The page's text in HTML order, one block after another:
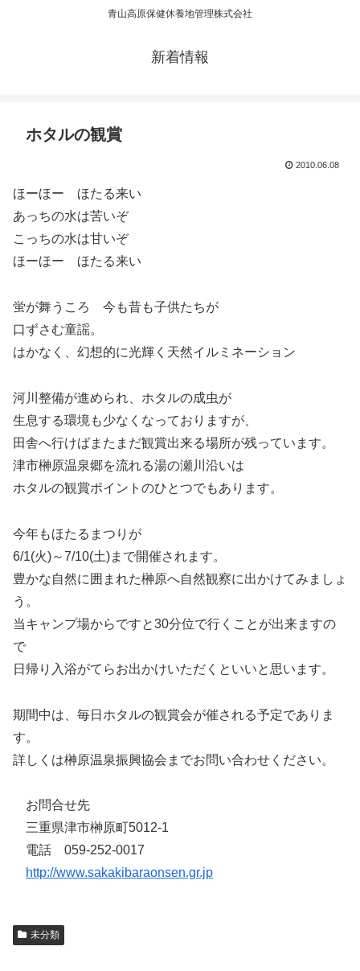
青山高原保健休養地管理株式会社
新着情報
ホタルの観賞
2010.06.08
ほーほー ほたる来い
あっちの水は苦いぞ
こっちの水は甘いぞ
ほーほー ほたる来い
蛍が舞うころ 今も昔も子供たちが
口ずさむ童謡。
はかなく、幻想的に光輝く天然イルミネーション
河川整備が進められ、ホタルの成虫が
生息する環境も少なくなっておりますが、
田舎へ行けばまたまだ観賞出来る場所が残っています。
津市榊原温泉郷を流れる湯の瀬川沿いは
ホタルの観賞ポイントのひとつでもあります。
今年もほたるまつりが
6/1(火)～7/10(土)まで開催されます。
豊かな自然に囲まれた榊原へ自然観察に出かけてみましょ
う。
当キャンプ場からですと30分位で行くことが出来ますの
で
日帰り入浴がてらお出かけいただくといいと思います。
期間中は、毎日ホタルの観賞会が催される予定でありま
す。
詳しくは榊原温泉振興協会までお問い合わせください。
お問合せ先
三重県津市榊原町5012-1
電話 059-252-0017
http://www.sakakibaraonsen.gr.jp
未分類